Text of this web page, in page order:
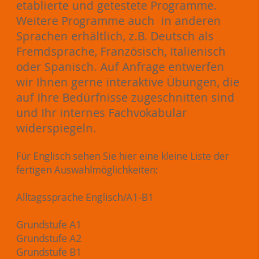
etablierte und getestete Programme.
Weitere Programme auch in anderen
Sprachen erhältlich, z.B. Deutsch als
Fremdsprache, Französisch, Italienisch
oder Spanisch. Auf Anfrage entwerfen
wir Ihnen gerne interaktive Übungen, die
auf Ihre Bedürfnisse zugeschnitten sind
und Ihr internes Fachvokabular
widerspiegeln.
Für Englisch sehen Sie hier eine kleine Liste der
fertigen Auswahlmöglichkeiten:
Alltagssprache Englisch/Α1-B1
Grundstufe A1
Grundstufe A2
Grundstufe B1